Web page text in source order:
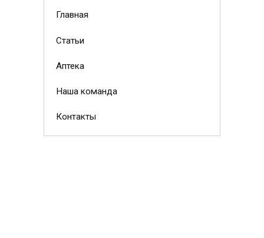
Главная
Статьи
Аптека
Наша команда
Контакты